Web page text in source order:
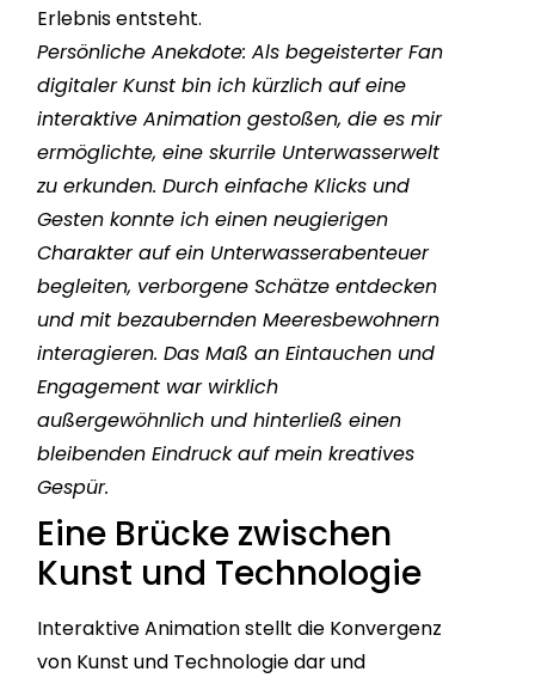
Erlebnis entsteht.
Persönliche Anekdote: Als begeisterter Fan
digitaler Kunst bin ich kürzlich auf eine
interaktive Animation gestoßen, die es mir
ermöglichte, eine skurrile Unterwasserwelt
zu erkunden. Durch einfache Klicks und
Gesten konnte ich einen neugierigen
Charakter auf ein Unterwasserabenteuer
begleiten, verborgene Schätze entdecken
und mit bezaubernden Meeresbewohnern
interagieren. Das Maß an Eintauchen und
Engagement war wirklich
außergewöhnlich und hinterließ einen
bleibenden Eindruck auf mein kreatives
Gespür.
Eine Brücke zwischen
Kunst und Technologie
Interaktive Animation stellt die Konvergenz
von Kunst und Technologie dar und